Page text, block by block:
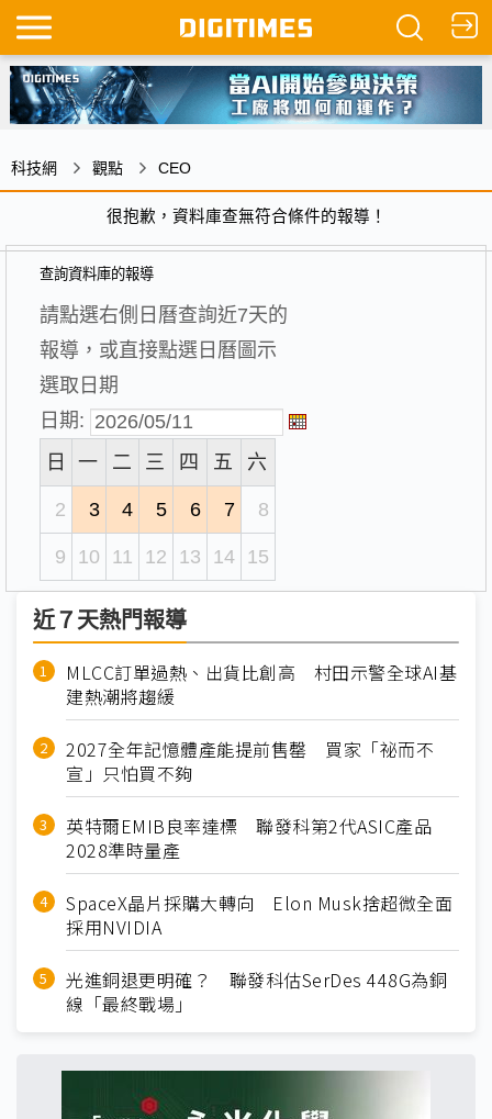
科技網 觀點 CEO
很抱歉，資料庫查無符合條件的報導！
查詢資料庫的報導
請點選右側日曆查詢近7天的
報導，或直接點選日曆圖示
選取日期
日期:
日
一 二 三 四 五 六
2 3 4 5 6 7 8
9 10 11 12 13 14 15
近７天熱門報導
MLCC訂單過熱、出貨比創高 村田示警全球AI基
建熱潮將趨緩
2027全年記憶體產能提前售罄 買家「祕而不
宣」只怕買不夠
英特爾EMIB良率達標 聯發科第2代ASIC產品
2028準時量產
SpaceX晶片採購大轉向 Elon Musk捨超微全面
採用NVIDIA
光進銅退更明確？ 聯發科估SerDes 448G為銅
線「最終戰場」